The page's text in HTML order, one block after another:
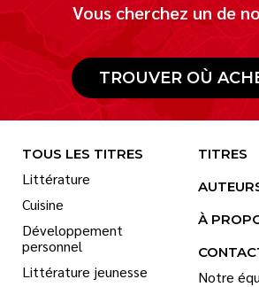
Vous cherchez un de
TROUVER OÙ
TOUS LES TITRES
Littérature
Cuisine
Développement
personnel
Littérature jeunesse
TITRES
À
Notre